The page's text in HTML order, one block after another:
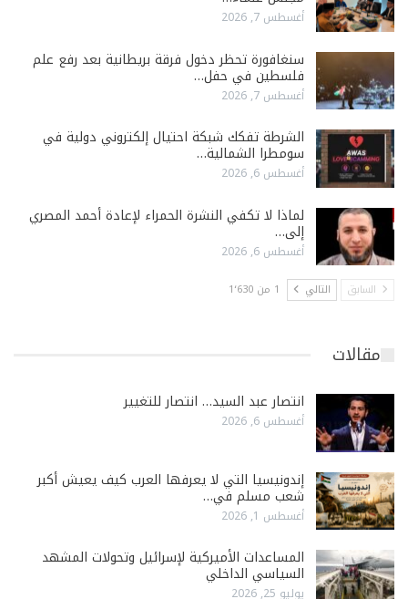
أغسطس 7, 2026
سنغافورة تحظر دخول فرقة بريطانية بعد رفع علم
فلسطين في حفل…
أغسطس 7, 2026
الشرطة تفكك شبكة احتيال إلكتروني دولية في
سومطرا الشمالية…
أغسطس 6, 2026
لماذا لا تكفي النشرة الحمراء لإعادة أحمد المصري
إلى…
أغسطس 6, 2026
السابق التالي 1 من 1٬630
مقالات
انتصار عبد السيد… انتصار للتغيير
أغسطس 6, 2026
إندونيسيا التي لا يعرفها العرب كيف يعيش أكبر
شعب مسلم في…
أغسطس 1, 2026
المساعدات الأميركية لإسرائيل وتحولات المشهد
السياسي الداخلي
يوليو 25, 2026